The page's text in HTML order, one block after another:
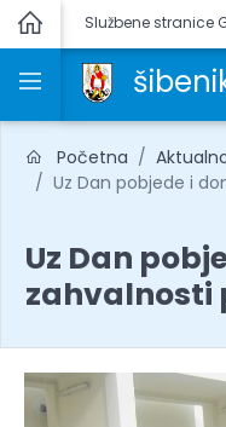
Službene stranice
Početna
Uz Dan pobjede i
Uz Dan
zahvalnosti